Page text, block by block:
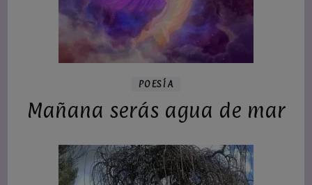
POESÍA
Mañana serás agua de mar